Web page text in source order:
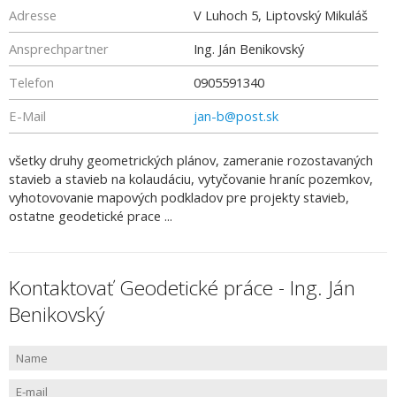
Adresse
V Luhoch 5, Liptovský Mikuláš
Ansprechpartner
Ing. Ján Benikovský
Telefon
0905591340
E-Mail
jan-b@post.sk
všetky druhy geometrických plánov, zameranie rozostavaných
stavieb a stavieb na kolaudáciu, vytyčovanie hraníc pozemkov,
vyhotovovanie mapových podkladov pre projekty stavieb,
ostatne geodetické prace ...
Kontaktovať Geodetické práce - Ing. Ján
Benikovský